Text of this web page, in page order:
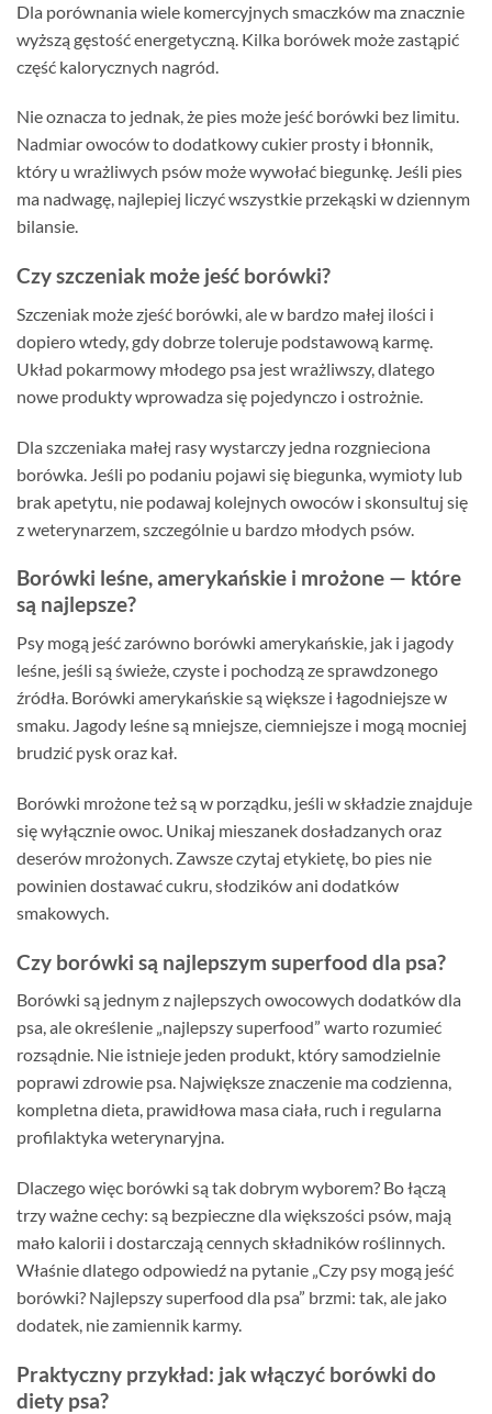
Dla porównania wiele komercyjnych smaczków ma znacznie
wyższą gęstość energetyczną. Kilka borówek może zastąpić
część kalorycznych nagród.
Nie oznacza to jednak, że pies może jeść borówki bez limitu.
Nadmiar owoców to dodatkowy cukier prosty i błonnik,
który u wrażliwych psów może wywołać biegunkę. Jeśli pies
ma nadwagę, najlepiej liczyć wszystkie przekąski w dziennym
bilansie.
Czy szczeniak może jeść borówki?
Szczeniak może zjeść borówki, ale w bardzo małej ilości i
dopiero wtedy, gdy dobrze toleruje podstawową karmę.
Układ pokarmowy młodego psa jest wrażliwszy, dlatego
nowe produkty wprowadza się pojedynczo i ostrożnie.
Dla szczeniaka małej rasy wystarczy jedna rozgnieciona
borówka. Jeśli po podaniu pojawi się biegunka, wymioty lub
brak apetytu, nie podawaj kolejnych owoców i skonsultuj się
z weterynarzem, szczególnie u bardzo młodych psów.
Borówki leśne, amerykańskie i mrożone — które
są najlepsze?
Psy mogą jeść zarówno borówki amerykańskie, jak i jagody
leśne, jeśli są świeże, czyste i pochodzą ze sprawdzonego
źródła. Borówki amerykańskie są większe i łagodniejsze w
smaku. Jagody leśne są mniejsze, ciemniejsze i mogą mocniej
brudzić pysk oraz kał.
Borówki mrożone też są w porządku, jeśli w składzie znajduje
się wyłącznie owoc. Unikaj mieszanek dosładzanych oraz
deserów mrożonych. Zawsze czytaj etykietę, bo pies nie
powinien dostawać cukru, słodzików ani dodatków
smakowych.
Czy borówki są najlepszym superfood dla psa?
Borówki są jednym z najlepszych owocowych dodatków dla
psa, ale określenie „najlepszy superfood” warto rozumieć
rozsądnie. Nie istnieje jeden produkt, który samodzielnie
poprawi zdrowie psa. Największe znaczenie ma codzienna,
kompletna dieta, prawidłowa masa ciała, ruch i regularna
profilaktyka weterynaryjna.
Dlaczego więc borówki są tak dobrym wyborem? Bo łączą
trzy ważne cechy: są bezpieczne dla większości psów, mają
mało kalorii i dostarczają cennych składników roślinnych.
Właśnie dlatego odpowiedź na pytanie „Czy psy mogą jeść
borówki? Najlepszy superfood dla psa” brzmi: tak, ale jako
dodatek, nie zamiennik karmy.
Praktyczny przykład: jak włączyć borówki do
diety psa?